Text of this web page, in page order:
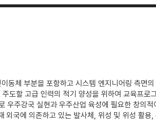
동체 부분을 포함하고 시스템 엔지니어링 측면의
도할 고급 인력의 적기 양성을 위하여 교육프로
우주강국 실현과 우주산업 육성에 필요한 창의적
외국에 의존하고 있는 발사체, 위성 및 위성 활용,